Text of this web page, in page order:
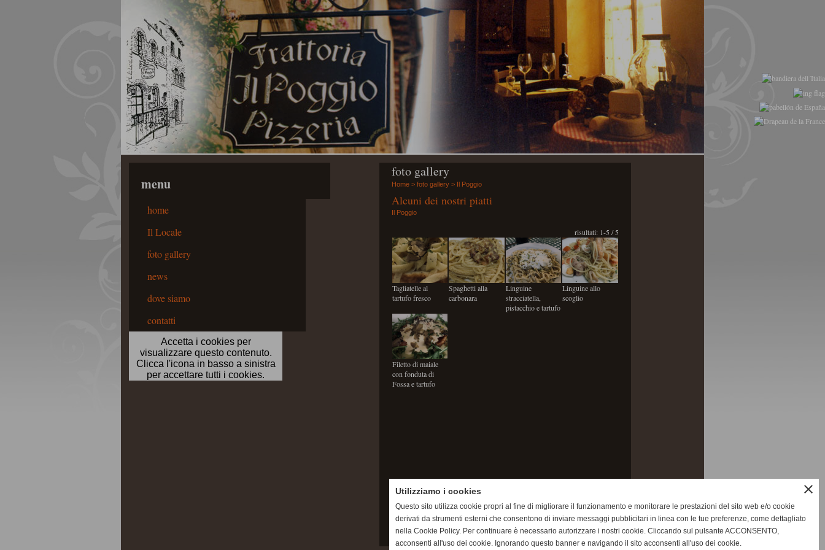
menu
home
Il Locale
foto gallery
news
dove siamo
contatti
foto gallery
Home> foto gallery> Il Poggio
Alcuni dei nostri piatti
Il Poggio
risultati: 1-5 / 5
Tagliatelle al
tartufo fresco
Spaghetti alla
carbonara
Linguine
stracciatella,
pistacchio e tartufo
Linguine allo
scoglio
Filetto di maiale
con fonduta di
Fossa e tartufo
close
Utilizziamo i cookies
Questo sito utilizza cookie propri al fine di migliorare il funzionamento e monitorare le prestazioni del sito web e/o cookie
derivati da strumenti esterni che consentono di inviare messaggi pubblicitari in linea con le tue preferenze, come dettagliato
nella Cookie Policy. Per continuare è necessario autorizzare i nostri cookie. Cliccando sul pulsante ACCONSENTO,
acconsenti all'uso dei cookie. Ignorando questo banner e navigando il sito acconsenti all'uso dei cookie.